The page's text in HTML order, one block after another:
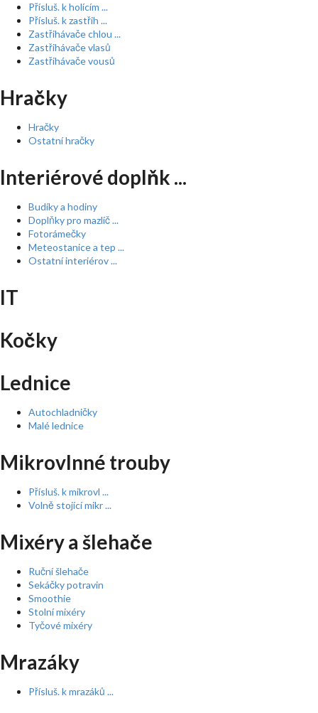
Přísluš. k holícím ...
Přísluš. k zastřih ...
Zastřihávače chlou ...
Zastřihávače vlasů
Zastřihávače vousů
Hračky
Hračky
Ostatní hračky
Interiérové doplňk ...
Budíky a hodiny
Doplňky pro mazlíč ...
Fotorámečky
Meteostanice a tep ...
Ostatní interiérov ...
IT
Kočky
Lednice
Autochladničky
Malé lednice
Mikrovlnné trouby
Přísluš. k mikrovl ...
Volně stojící mikr ...
Mixéry a šlehače
Ruční šlehače
Sekáčky potravin
Smoothie
Stolní mixéry
Tyčové mixéry
Mrazáky
Přísluš. k mrazáků ...